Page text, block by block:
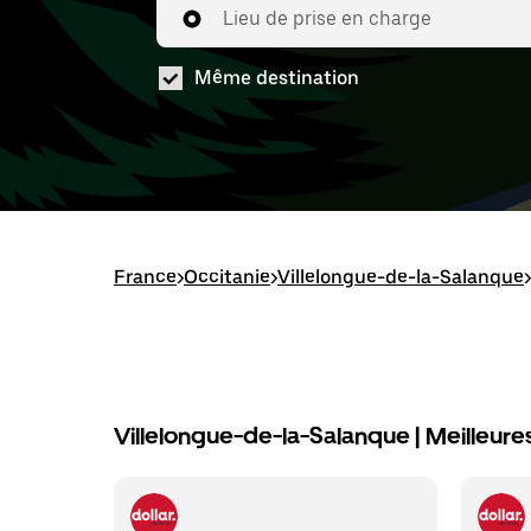
Lieu de prise en charge
Même destination
France>Occitanie>Villelongue-de-la-Salanque>
Villelongue-de-la-Salanque |